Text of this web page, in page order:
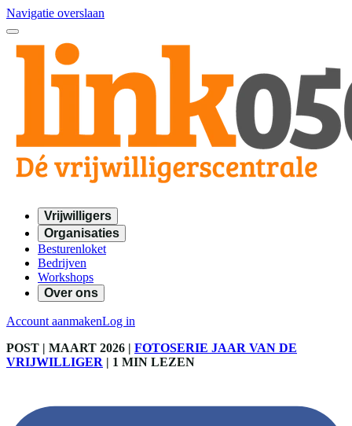
Navigatie overslaan
Vrijwilligers
Organisaties
Besturenloket
Bedrijven
Workshops
Over ons
Account aanmakenLog in
POST | MAART 2026 | FOTOSERIE JAAR VAN DE
VRIJWILLIGER | 1 MIN LEZEN